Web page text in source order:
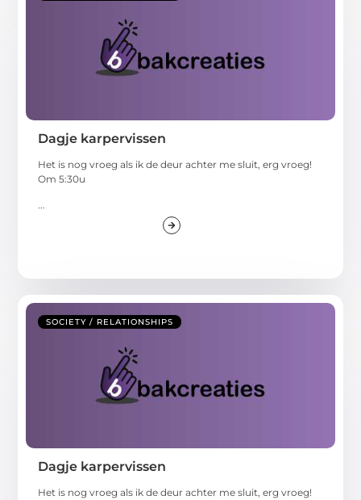
Dagje karpervissen
Het is nog vroeg als ik de deur achter me sluit, erg vroeg!
Om 5:30u
...
SOCIETY / RELATIONSHIPS
Dagje karpervissen
Het is nog vroeg als ik de deur achter me sluit, erg vroeg!